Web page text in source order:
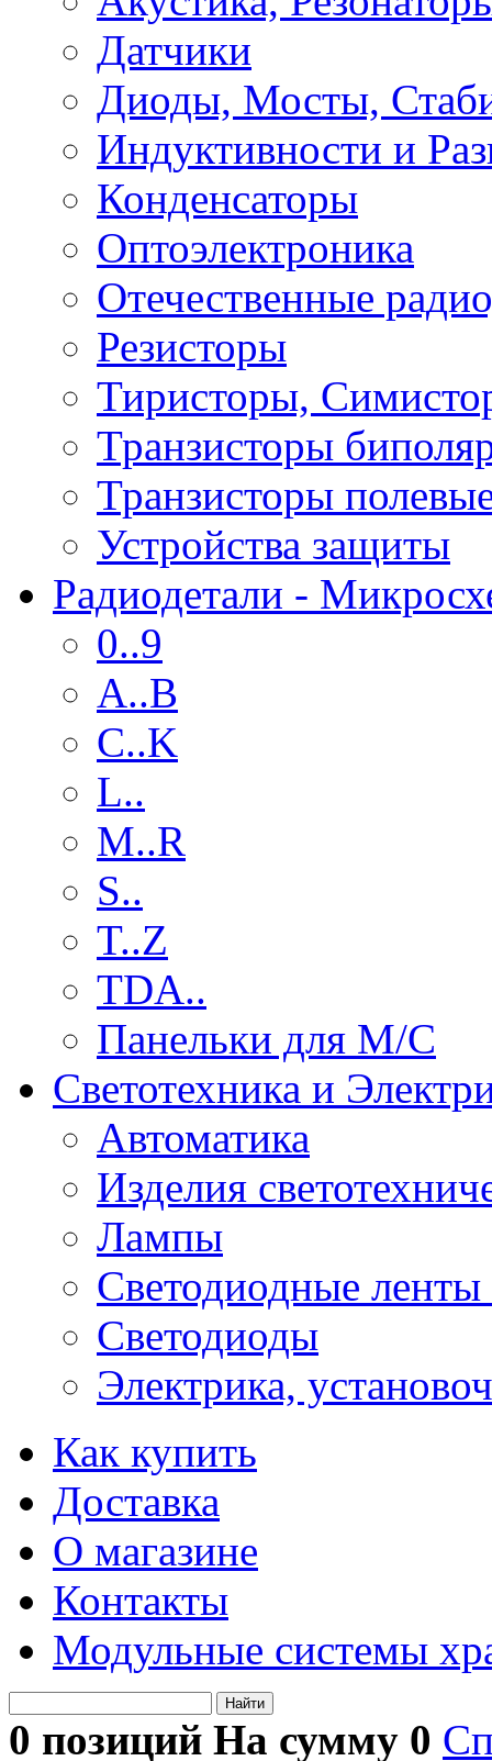
Датчики
Диоды, Мосты,
Индуктивности и
Конденсаторы
Оптоэлектроника
Отечественные
Резисторы
Тиристоры,
Транзисторы
Транзисторы
Устройства защиты
Радиодетали -
0..9
A..B
C..K
L..
M..R
S..
T..Z
TDA..
Панельки для М/С
Светотехника и
Автоматика
Изделия
Лампы
Светодиодные
Светодиоды
Электрика,
Как купить
Доставка
О магазине
Контакты
Модульные системы
Найти
0 позиций На сумму 0